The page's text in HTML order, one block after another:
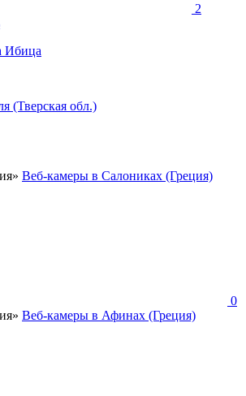
2
Ибица
(Тверская обл.)
Веб-камеры в Салониках (Греция)
0
Веб-камеры в Афинах (Греция)